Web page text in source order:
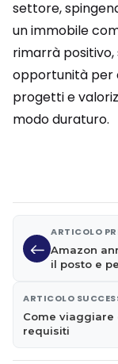
settore,
un immobile
rimarrà
opportunità per
progetti e
modo duraturo.
ARTICOLO
Amazon
il posto e
ARTICOLO
Come viaggiare
requisiti